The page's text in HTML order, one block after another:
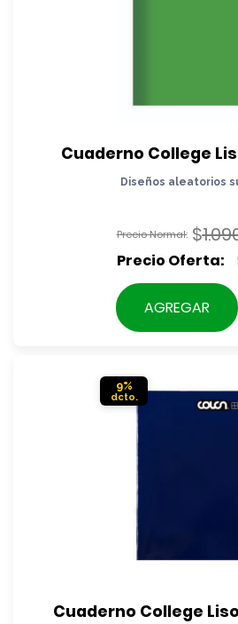
Cuaderno College
Diseños aleatorios
$
El
precio
original
El
precio
actual
AGREGAR
9%
Cuaderno College